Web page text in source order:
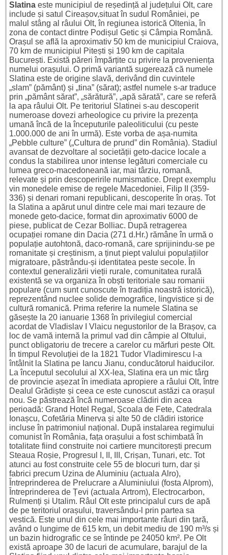
Slatina este municipiul de reședință al județului Olt, care
include și satul Cireașov,situat în sudul României, pe
malul stâng al râului Olt, în regiunea istorică Oltenia, în
zona de contact dintre Podișul Getic și Câmpia Română.
Orașul se află la aproximativ 50 km de municipiul Craiova,
70 km de municipiul Pitești și 190 km de capitala
București. Există păreri împărțite cu privire la proveniența
numelui orașului. O primă variantă sugerează că numele
Slatina este de origine slavă, derivând din cuvintele
„slam” (pământ) și „tina” (sărat); astfel numele s-ar traduce
prin „pământ sărat”, „sărătură”, „apă sărată”, care se referă
la apa râului Olt. Pe teritoriul Slatinei s-au descoperit
numeroase dovezi arheologice cu privire la prezența
umană încă de la începuturile paleoliticului (cu peste
1.000.000 de ani în urmă). Este vorba de așa-numita
„Pebble culture” („Cultura de prund” din România). Stadiul
avansat de dezvoltare al societății geto-dacice locale a
condus la stabilirea unor intense legături comerciale cu
lumea greco-macedoneană iar, mai târziu, romană,
relevate și prin descoperirile numismatice. Drept exemplu
vin monedele emise de regele Macedoniei, Filip II (359-
336) și denari romani republicani, descoperite în oraș. Tot
la Slatina a apărut unul dintre cele mai mari tezaure de
monede geto-dacice, format din aproximativ 6000 de
piese, publicat de Cezar Bolliac. După retragerea
ocupației romane din Dacia (271 d.Hr.) rămâne în urmă o
populație autohtonă, daco-romană, care sprijinindu-se pe
romanitate și creștinism, a ținut piept valului populațiilor
migratoare, păstrându-și identitatea peste secole. În
contextul generalizării vieții rurale, comunitatea rurală
existentă se va organiza în obști teritoriale sau romanii
populare (cum sunt cunoscute în tradiția noastră istorică),
reprezentând nuclee solide demografice, lingvistice și de
cultură romanică. Prima referire la numele Slatina se
găsește la 20 ianuarie 1368 în privilegiul comercial
acordat de Vladislav I Vlaicu negustorilor de la Brașov, ca
loc de vamă internă la primul vad din câmpie al Oltului,
punct obligatoriu de trecere a carelor cu mărfuri peste Olt.
În timpul Revoluției de la 1821 Tudor Vladimirescu l-a
întâlnit la Slatina pe Iancu Jianu, conducătorul haiducilor.
La începutul secolului al XX-lea, Slatina era un mic târg
de provincie așezat în imediata apropiere a râului Olt, între
Dealul Grădiște și ceea ce este cunoscut astăzi ca orașul
nou. Se păstrează încă numeroase clădiri din acea
perioadă: Grand Hotel Regal, Școala de Fete, Catedrala
Ionașcu, Cofetăria Minerva și alte 50 de clădiri istorice
incluse în patrimoniul național. După instalarea regimului
comunist în România, fața orașului a fost schimbată în
totalitate fiind construite noi cartiere muncitorești precum
Steaua Roșie, Progresul I, II, III, Crișan, Tunari, etc. Tot
atunci au fost construite cele 55 de blocuri turn, dar și
fabrici precum Uzina de Aluminiu (actuala Alro),
Întreprinderea de Prelucrare a Aluminiului (fosta Alprom),
Întreprinderea de Țevi (actuala Artrom), Electrocarbon,
Rulmenți și Utalim. Râul Olt este principalul curs de apă
de pe teritoriul orașului, traversându-l prin partea sa
vestică. Este unul din cele mai importante râuri din țară,
având o lungime de 615 km, un debit mediu de 190 m³/s și
un bazin hidrografic ce se întinde pe 24050 km². Pe Olt
există aproape 30 de lacuri de acumulare, barajul de la